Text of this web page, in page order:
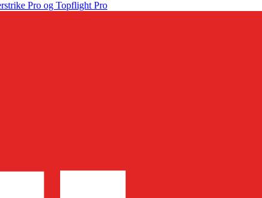
Pro og Topflight Pro